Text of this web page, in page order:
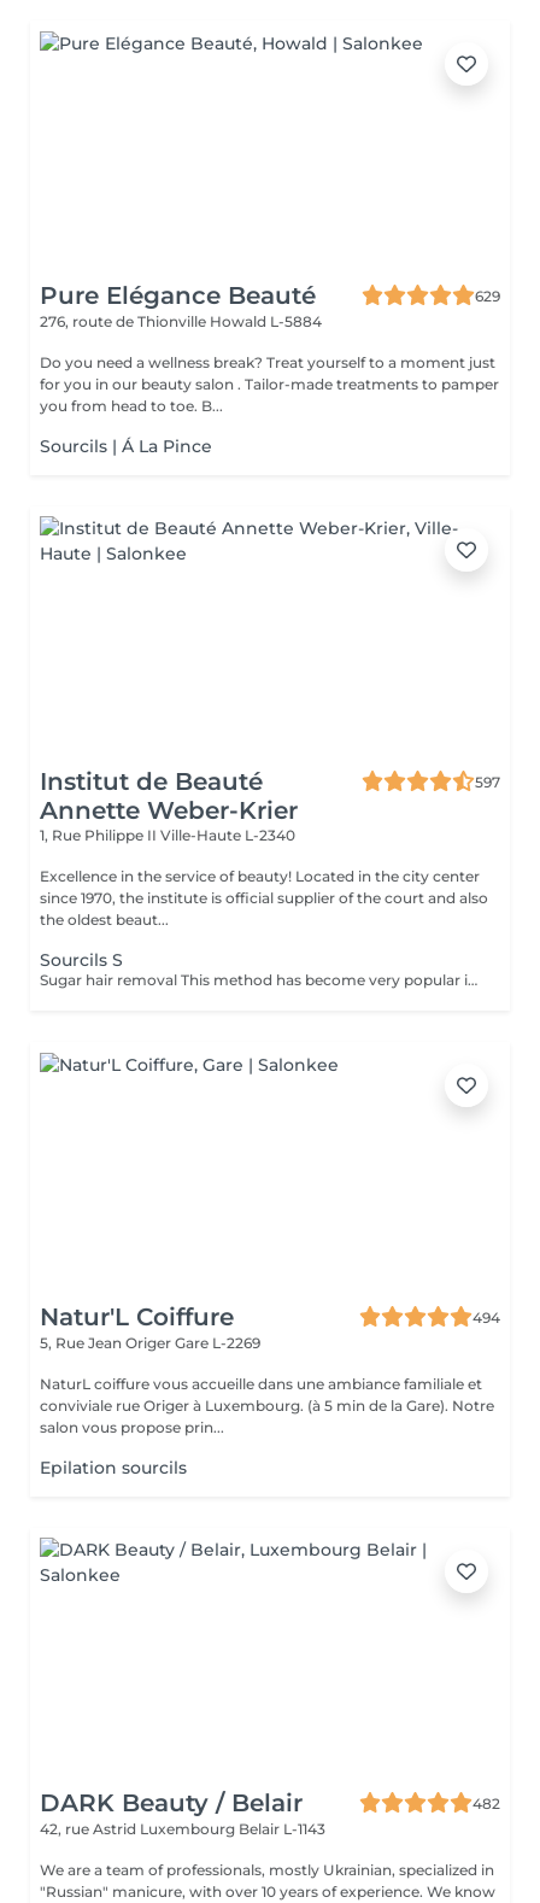
Pure Elégance Beauté
629
276, route de Thionville Howald L-5884
Do you need a wellness break? Treat yourself to a moment just
for you in our beauty salon . Tailor-made treatments to pamper
you from head to toe. B...
Sourcils | Á La Pince
Institut de Beauté
Annette Weber-Krier
597
1, Rue Philippe II Ville-Haute L-2340
Excellence in the service of beauty! Located in the city center
since 1970, the institute is official supplier of the court and also
the oldest beaut...
Sourcils S
Sugar hair removal This method has become very popular in our institute. The sugar paste is 100% natural. It is based on millennial recipes from the Middle East and contains exclusively water and sugar, without any chemical, aromatic or coloring substance. The paste is hypoallergenic and does not cause skin irritation. It applies to all areas. The paste is massaged inside the follicle, it envelops the hairs, surrounds them and lubricates them. The extraction is done in the natural direction of hair growth. There is no broken hair left in the follicle. This technique does not cause redness or irritation of the skin. Non-negligible advantage is the fact that it is not necessary to have a certain length of hair as with wax, the sugar effectively removes very short hair. The sugar withdraws without tapes. We also recommend this method to teenagers for their first depilations and to people who want full hair removal, because it is much less painful than waxing.
Natur'L Coiffure
494
5, Rue Jean Origer Gare L-2269
NaturL coiffure vous accueille dans une ambiance familiale et
conviviale rue Origer à Luxembourg. (à 5 min de la Gare). Notre
salon vous propose prin...
Epilation sourcils
DARK Beauty / Belair
482
42, rue Astrid Luxembourg Belair L-1143
We are a team of professionals, mostly Ukrainian, specialized in
"Russian" manicure, with over 10 years of experience. We know